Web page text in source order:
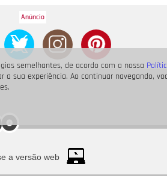
semelhantes, de acordo com a nossa
a sua experiência. Ao continuar navegando,
a versão web